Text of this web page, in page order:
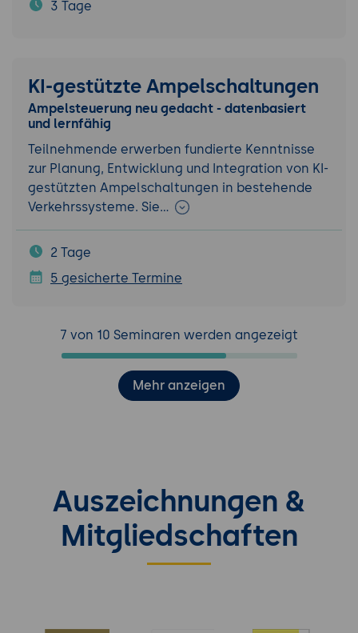
3 Tage
KI-gestützte Ampelschaltungen
Ampelsteuerung neu gedacht - datenbasiert
und lernfähig
Teilnehmende erwerben fundierte Kenntnisse
zur Planung, Entwicklung und Integration von KI-
gestützten Ampelschaltungen in bestehende
Verkehrssysteme. Sie…
2 Tage
5 gesicherte Termine
7 von 10 Seminaren werden angezeigt
Mehr anzeigen
Auszeichnungen &
Mitgliedschaften